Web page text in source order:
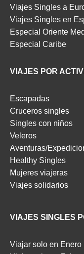
Viajes Singles a
Viajes Singles en
Especial Oriente
Especial Caribe
VIAJES POR
Escapadas
Cruceros singles
Singles con niños
Veleros
Aventuras/
Healthy Singles
Mujeres viajeras
Viajes solidarios
VIAJES SINGLES
Viajar solo en Enero